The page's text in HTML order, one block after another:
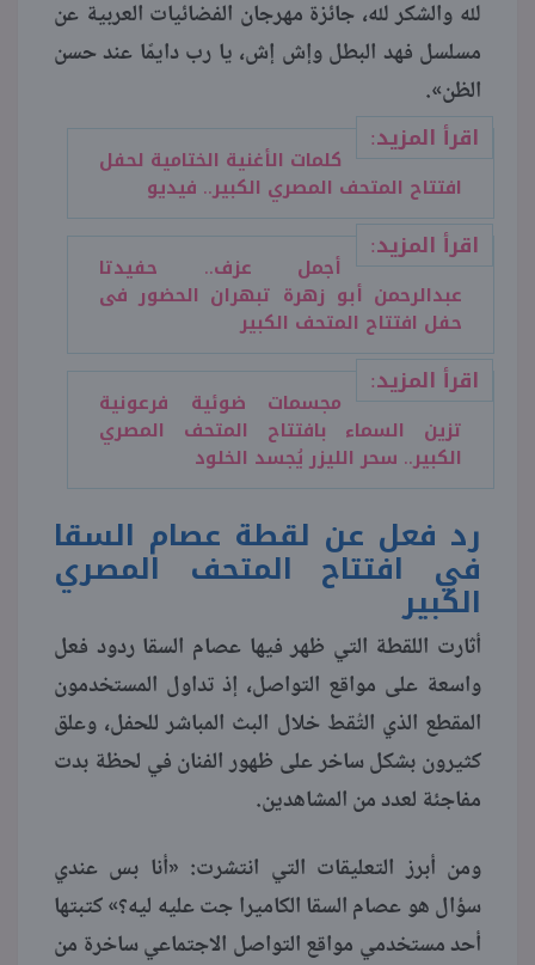
لله والشكر لله، جائزة مهرجان الفضائيات العربية عن
مسلسل فهد البطل وإش إش، يا رب دايمًا عند حسن
الظن».
اقرأ المزيد:
كلمات الأغنية الختامية لحفل
افتتاح المتحف المصري الكبير.. فيديو
اقرأ المزيد:
أجمل عزف.. حفيدتا
عبدالرحمن أبو زهرة تبهران الحضور فى
حفل افتتاح المتحف الكبير
اقرأ المزيد:
مجسمات ضوئية فرعونية
تزين السماء بافتتاح المتحف المصري
الكبير.. سحر الليزر يُجسد الخلود
رد فعل عن لقطة عصام السقا
في افتتاح المتحف المصري
الكبير
أثارت اللقطة التي ظهر فيها عصام السقا ردود فعل
واسعة على مواقع التواصل، إذ تداول المستخدمون
المقطع الذي التُقط خلال البث المباشر للحفل، وعلق
كثيرون بشكل ساخر على ظهور الفنان في لحظة بدت
مفاجئة لعدد من المشاهدين.
ومن أبرز التعليقات التي انتشرت: «أنا بس عندي
سؤال هو عصام السقا الكاميرا جت عليه ليه؟» كتبتها
أحد مستخدمي مواقع التواصل الاجتماعي ساخرة من